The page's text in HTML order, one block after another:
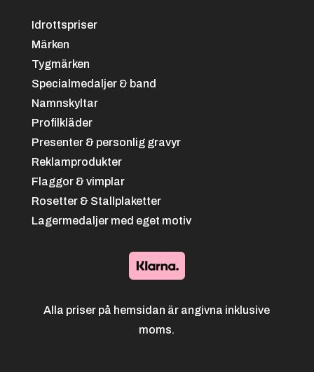
Idrottspriser
Märken
Tygmärken
Specialmedaljer & band
Namnskyltar
Profilkläder
Presenter & personlig gravyr
Reklamprodukter
Flaggor & vimplar
Rosetter & Stallplaketter
Lagermedaljer med eget motiv
Alla priser på hemsidan är angivna inklusive
moms.